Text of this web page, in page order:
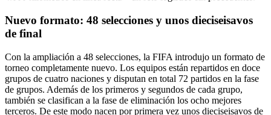
Nuevo formato: 48 selecciones y unos dieciseisavos
de final
Con la ampliación a 48 selecciones, la FIFA introdujo un formato de
torneo completamente nuevo. Los equipos están repartidos en doce
grupos de cuatro naciones y disputan en total 72 partidos en la fase
de grupos. Además de los primeros y segundos de cada grupo,
también se clasifican a la fase de eliminación los ocho mejores
terceros. De este modo nacen por primera vez unos dieciseisavos de